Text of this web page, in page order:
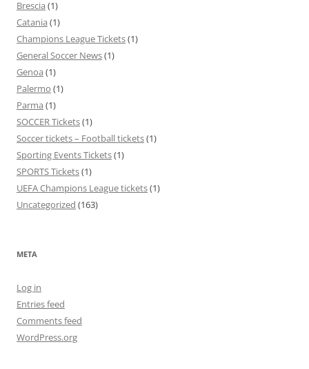
Brescia (1)
Catania (1)
Champions League Tickets(1)
General Soccer News(1)
Genoa (1)
Palermo (1)
Parma (1)
SOCCER Tickets(1)
Soccer tickets – Football tickets(1)
Sporting Events Tickets(1)
SPORTS Tickets(1)
UEFA Champions League tickets(1)
Uncategorized (163)
META
Log in
Entries feed
Comments feed
WordPress.org